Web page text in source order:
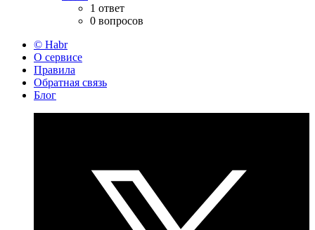
1 ответ
0 вопросов
© Habr
О сервисе
Правила
Обратная связь
Блог